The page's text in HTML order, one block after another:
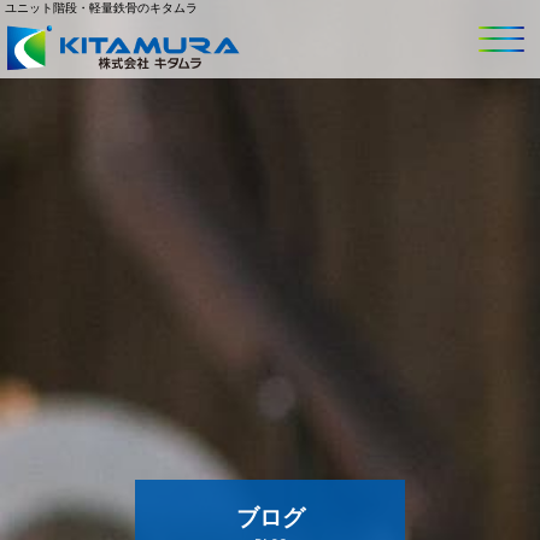
ユニット階段・軽量鉄骨のキタムラ
ブログ